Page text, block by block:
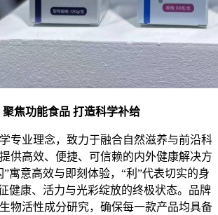
焦功能食品 打造科学补给
专业理念，致力于融合自然滋养与前沿科
供高效、便捷、可信赖的内外健康解决方
寓意高效与即刻体验，“利”代表切实的身
健康、活力与光彩绽放的终极状态。品牌
物活性成分研究，确保每一款产品均具备